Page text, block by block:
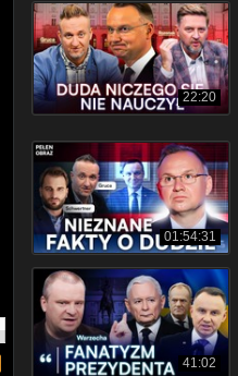
22:20
01:54:31
41:02